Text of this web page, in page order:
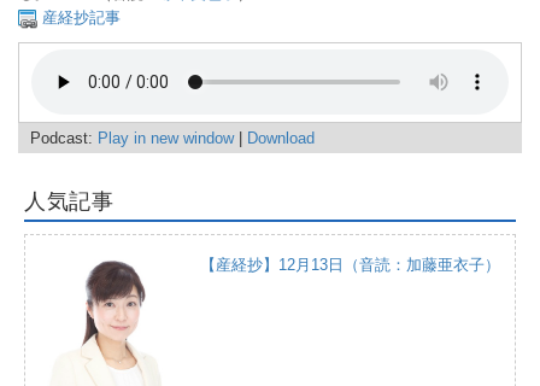
産経抄記事
Podcast: Play in new window| Download
人気記事
【産経抄】12月13日（音読：加藤亜衣子）